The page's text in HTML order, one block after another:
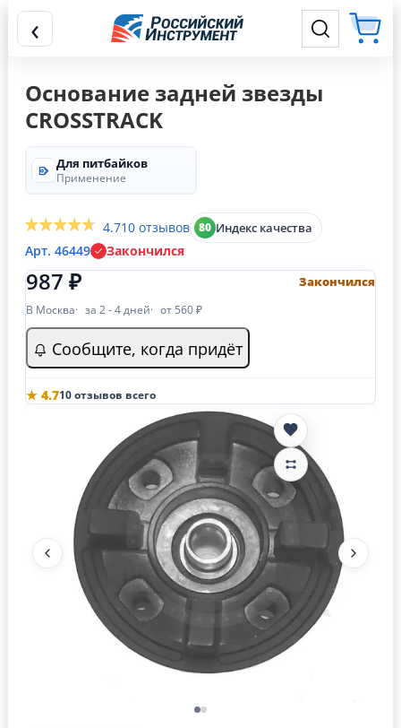
‹
Основание задней звезды
CROSSTRACK
Для питбайков
Применение
4.710 отзывов 80 Индекс качества
Арт. 46449 Закончился
987 ₽ Закончился
В Москва за 2 - 4 дней от 560 ₽
Сообщите, когда придёт
★ 4.710 отзывов всего